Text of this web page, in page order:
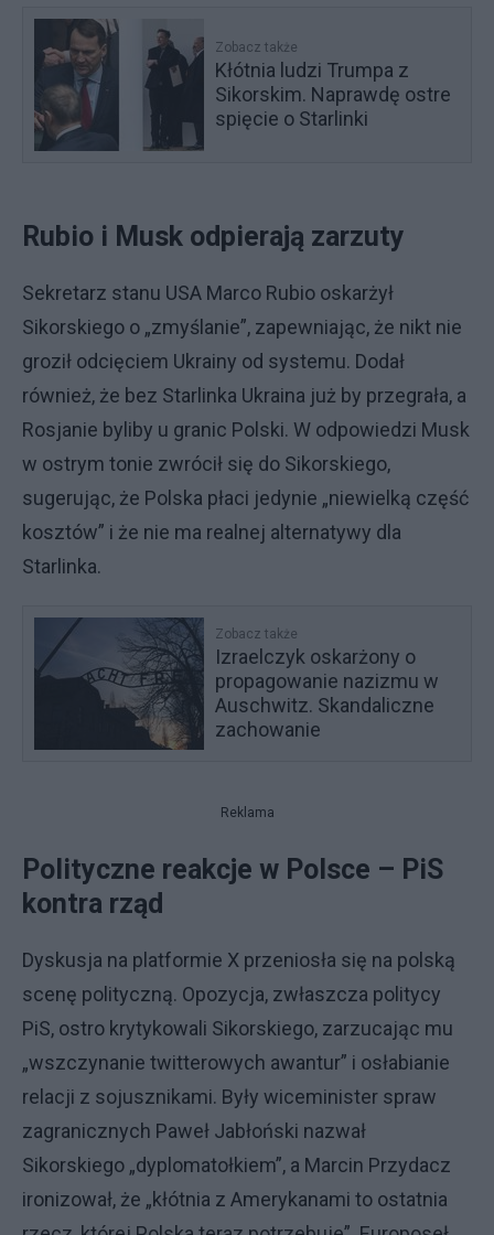
Zobacz także
Kłótnia ludzi Trumpa z
Sikorskim. Naprawdę ostre
spięcie o Starlinki
Rubio i Musk odpierają zarzuty
Sekretarz stanu USA Marco Rubio oskarżył
Sikorskiego o „zmyślanie”, zapewniając, że nikt nie
groził odcięciem Ukrainy od systemu. Dodał
również, że bez Starlinka Ukraina już by przegrała, a
Rosjanie byliby u granic Polski. W odpowiedzi Musk
w ostrym tonie zwrócił się do Sikorskiego,
sugerując, że Polska płaci jedynie „niewielką część
kosztów” i że nie ma realnej alternatywy dla
Starlinka.
Zobacz także
Izraelczyk oskarżony o
propagowanie nazizmu w
Auschwitz. Skandaliczne
zachowanie
Reklama
Polityczne reakcje w Polsce – PiS
kontra rząd
Dyskusja na platformie X przeniosła się na polską
scenę polityczną. Opozycja, zwłaszcza politycy
PiS, ostro krytykowali Sikorskiego, zarzucając mu
„wszczynanie twitterowych awantur” i osłabianie
relacji z sojusznikami. Były wiceminister spraw
zagranicznych Paweł Jabłoński nazwał
Sikorskiego „dyplomatołkiem”, a Marcin Przydacz
ironizował, że „kłótnia z Amerykanami to ostatnia